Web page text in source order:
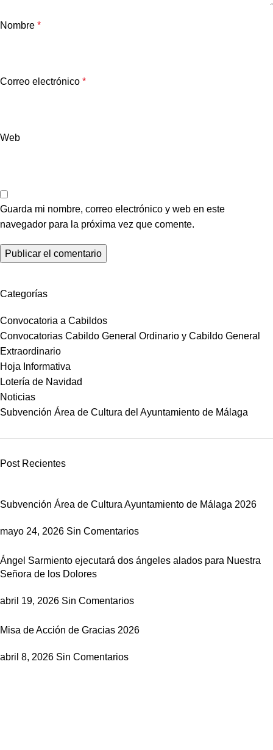
Nombre *
Correo electrónico *
Web
Guarda mi nombre, correo electrónico y web en este
navegador para la próxima vez que comente.
Categorías
Convocatoria a Cabildos
Convocatorias Cabildo General Ordinario y Cabildo General
Extraordinario
Hoja Informativa
Lotería de Navidad
Noticias
Subvención Área de Cultura del Ayuntamiento de Málaga
Post Recientes
Subvención Área de Cultura Ayuntamiento de Málaga 2026
mayo 24, 2026 Sin Comentarios
Ángel Sarmiento ejecutará dos ángeles alados para Nuestra
Señora de los Dolores
abril 19, 2026 Sin Comentarios
Misa de Acción de Gracias 2026
abril 8, 2026 Sin Comentarios